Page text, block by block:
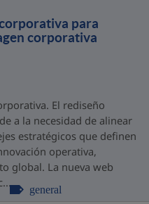
para
corporativa
El rediseño
a la necesidad de alinear
estratégicos que definen
operativa,
global. La nueva web
general